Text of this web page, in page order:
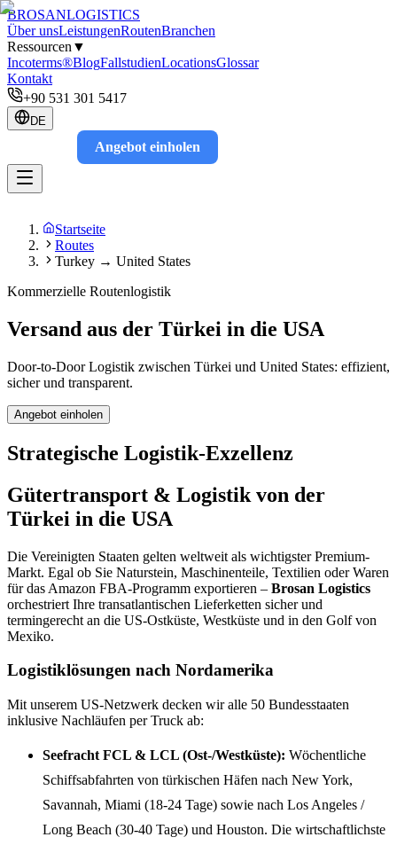
BROSANLOGISTICS
Über unsLeistungenRoutenBranchen
Ressourcen ▼
Incoterms®BlogFallstudienLocationsGlossar
Kontakt
+90 531 301 5417
DE
Angebot einholen
Startseite
Routes
Turkey → United States
Kommerzielle Routenlogistik
Versand aus der Türkei in die USA
Door-to-Door Logistik zwischen Türkei und United States: effizient,
sicher und transparent.
Angebot einholen
Strategische Logistik-Exzellenz
Gütertransport & Logistik von der
Türkei in die USA
Die Vereinigten Staaten gelten weltweit als wichtigster Premium-
Markt. Egal ob Sie Naturstein, Maschinenteile, Textilien oder Waren
für das Amazon FBA-Programm exportieren – Brosan Logistics
orchestriert Ihre transatlantischen Lieferketten sicher und
termingerecht an die US-Ostküste, Westküste und in den Golf von
Mexiko.
Logistiklösungen nach Nordamerika
Mit unserem US-Netzwerk decken wir alle 50 Bundesstaaten
inklusive Nachläufen per Truck ab:
Seefracht FCL & LCL (Ost-/Westküste): Wöchentliche
Schiffsabfahrten von türkischen Häfen nach New York,
Savannah, Miami (18-24 Tage) sowie nach Los Angeles /
Long Beach (30-40 Tage) und Houston. Die wirtschaftlichste